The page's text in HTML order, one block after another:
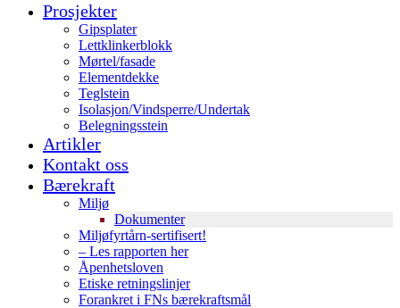
Prosjekter
Gipsplater
Lettklinkerblokk
Mørtel/fasade
Elementdekke
Teglstein
Isolasjon/Vindsperre/Undertak
Belegningsstein
Artikler
Kontakt oss
Bærekraft
Miljø
Dokumenter
Miljøfyrtårn-sertifisert!
– Les rapporten her
Åpenhetsloven
Etiske retningslinjer
Forankret i FNs bærekraftsmål